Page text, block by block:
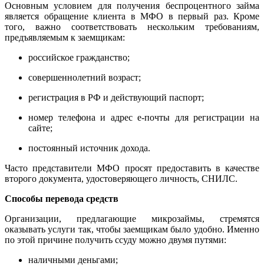
Основным условием для получения беспроцентного займа
является обращение клиента в МФО в первый раз. Кроме
того, важно соответствовать нескольким требованиям,
предъявляемым к заемщикам:
российское гражданство;
совершеннолетний возраст;
регистрация в РФ и действующий паспорт;
номер телефона и адрес е-почты для регистрации на
сайте;
постоянный источник дохода.
Часто представители МФО просят предоставить в качестве
второго документа, удостоверяющего личность, СНИЛС.
Способы перевода средств
Организации, предлагающие микрозаймы, стремятся
оказывать услуги так, чтобы заемщикам было удобно. Именно
по этой причине получить ссуду можно двумя путями:
наличными деньгами;